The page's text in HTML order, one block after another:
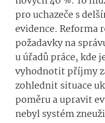
pro uchazeče s
evidence. Reforma
požadavky na
u úřadů práce, kde
vyhodnotit příjmy
zohlednit situace
poměru a upravit
nebyl systém